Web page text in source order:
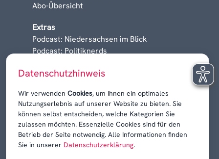
Datenschutzhinweis
Wir verwenden Cookies, um Ihnen ein optimales
Nutzungserlebnis auf unserer Website zu bieten. Sie
können selbst entscheiden, welche Kategorien Sie
zulassen möchten. Essenzielle Cookies sind für den
Betrieb der Seite notwendig. Alle Informationen finden
Sie in unserer Datenschutzerklärung.
Abo-Übersicht
Extras
Podcast: Niedersachsen im Blick
Podcast: Politiknerds
Karrieren, Krisen & Kontroversen